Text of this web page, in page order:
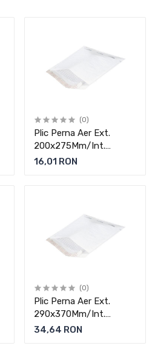
(0)
Plic Perna Aer Ext.
200x275Mm/Int.
180x265Mm Alb Set
16,01 RON
(0)
Plic Perna Aer Ext.
290x370Mm/Int.
270x360Mm Alb Set
34,64 RON